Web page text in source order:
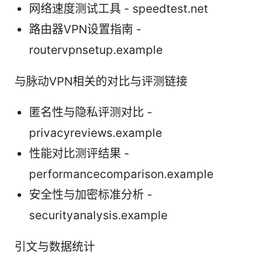
网络速度测试工具 - speedtest.net
路由器VPN设置指南 -
routervpnsetup.example
与脉动VPN相关的对比与评测链接
匿名性与隐私评测对比 -
privacyreviews.example
性能对比测评结果 -
performancecomparison.example
安全性与加密标准分析 -
securityanalysis.example
引文与数据统计